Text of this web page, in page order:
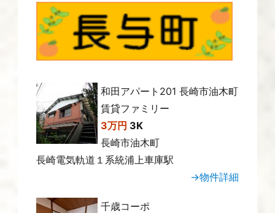
和田アパート201 長崎市油木町
賃貸ファミリー
3万円 3K
長崎市油木町
長崎電気軌道１系統浦上車庫駅
→物件詳細
千歳コーポ